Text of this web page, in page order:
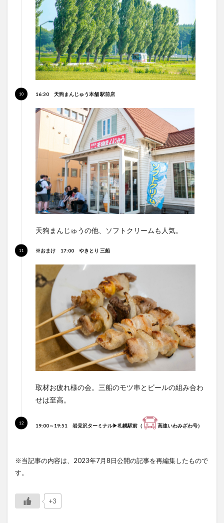
16:30 天狗まんじゅう本舗 駅前店
天狗まんじゅうの他、ソフトクリームも人気。
※おまけ 17:00 やきとり 三船
取材お疲れ様の会。三船のモツ串とビールの組み合わ
せは至高。
19:00～19:51 岩見沢ターミナル▶札幌駅前 （ 高速いわみざわ号）
※当記事の内容は、2023年7月8日公開の記事を再編集したもので
す。
+3